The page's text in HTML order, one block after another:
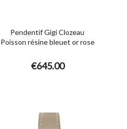
Pendentif Gigi Clozeau
Poisson résine bleuet or rose
€645.00